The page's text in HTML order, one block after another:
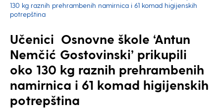
130 kg raznih prehrambenih namirnica i 61 komad higijenskih
potrepština
Učenici Osnovne škole ‘Antun
Nemčić Gostovinski’ prikupili
oko 130 kg raznih prehrambenih
namirnica i 61 komad higijenskih
potrepština